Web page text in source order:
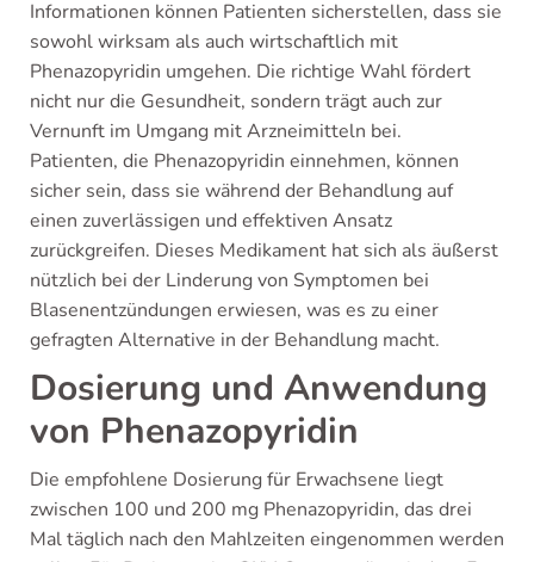
Informationen können Patienten sicherstellen, dass sie
sowohl wirksam als auch wirtschaftlich mit
Phenazopyridin umgehen. Die richtige Wahl fördert
nicht nur die Gesundheit, sondern trägt auch zur
Vernunft im Umgang mit Arzneimitteln bei.
Patienten, die Phenazopyridin einnehmen, können
sicher sein, dass sie während der Behandlung auf
einen zuverlässigen und effektiven Ansatz
zurückgreifen. Dieses Medikament hat sich als äußerst
nützlich bei der Linderung von Symptomen bei
Blasenentzündungen erwiesen, was es zu einer
gefragten Alternative in der Behandlung macht.
Dosierung und Anwendung
von Phenazopyridin
Die empfohlene Dosierung für Erwachsene liegt
zwischen 100 und 200 mg Phenazopyridin, das drei
Mal täglich nach den Mahlzeiten eingenommen werden